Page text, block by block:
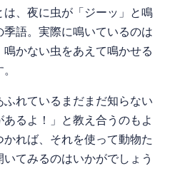
、夜に虫が「ジーッ」と鳴
語。実際に鳴いているのは
かない虫をあえて鳴かせる
れているまだまだ知らない
るよ！」と教え合うのもよ
れば、それを使って動物た
てみるのはいかがでしょう